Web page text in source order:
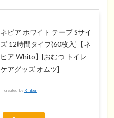
ネピア ホワイト テープ Sサイ
ズ 12時間タイプ(60枚入)【ネ
ピア Whito】[おむつ トイレ
ケアグッズ オムツ]
created by Rinker